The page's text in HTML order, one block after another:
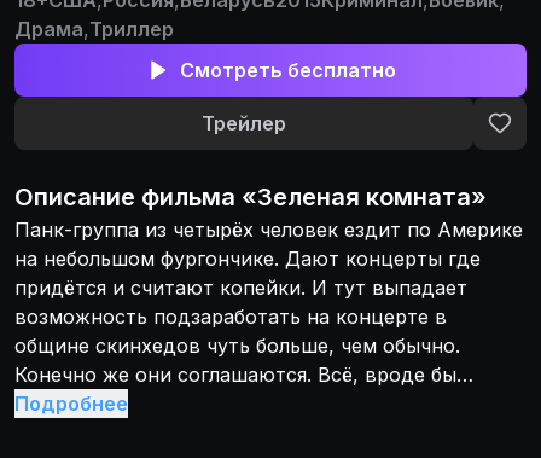
Драма,Триллер
Смотреть бесплатно
Трейлер
Описание фильма «Зеленая комната»
Панк-группа из четырёх человек ездит по Америке
на небольшом фургончике. Дают концерты где
придётся и считают копейки. И тут выпадает
возможность подзаработать на концерте в
общине скинхедов чуть больше, чем обычно.
Конечно же они соглашаются. Всё, вроде бы
проходит неплохо, но после концерта они
Подробнее